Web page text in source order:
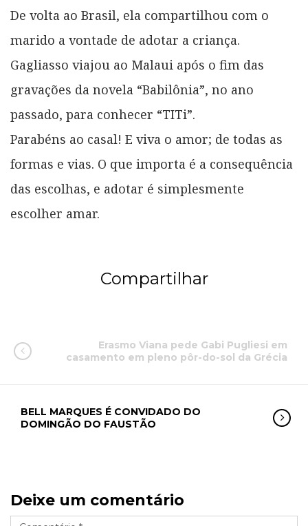
De volta ao Brasil, ela compartilhou com o
marido a vontade de adotar a criança.
Gagliasso viajou ao Malaui após o fim das
gravações da novela “Babilônia”, no ano
passado, para conhecer “TITi”.
Parabéns ao casal! E viva o amor; de todas as
formas e vias. O que importa é a consequência
das escolhas, e adotar é simplesmente
escolher amar.
Compartilhar
Erasmo Viana pede Gabi Pugliesi em
casamento em pleno pôr-do-sol da Grécia
BELL MARQUES É CONVIDADO DO
DOMINGÃO DO FAUSTÃO
Deixe um comentário